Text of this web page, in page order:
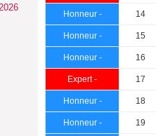
Honneur - 14
Honneur - 15
Honneur - 16
Expert - 17
Honneur - 18
Honneur - 19